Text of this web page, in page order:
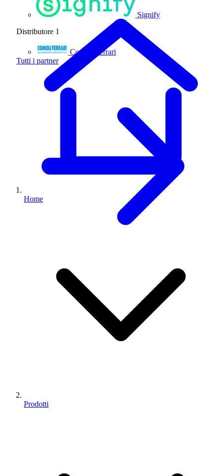
Signify
Distributore 1
Comoli Ferrari
Tutti i partner
Home
Prodotti